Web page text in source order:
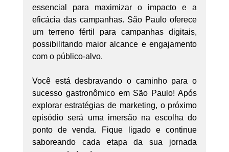
essencial para maximizar o impacto e a
eficácia das campanhas. São Paulo oferece
um terreno fértil para campanhas digitais,
possibilitando maior alcance e engajamento
com o público-alvo.
Você está desbravando o caminho para o
sucesso gastronômico em São Paulo! Após
explorar estratégias de marketing, o próximo
episódio será uma imersão na escolha do
ponto de venda. Fique ligado e continue
saboreando cada etapa da sua jornada